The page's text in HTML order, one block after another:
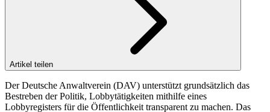
Artikel teilen
Der Deutsche Anwaltverein (DAV) unterstützt grundsätzlich das
Bestreben der Politik, Lobbytätigkeiten mithilfe eines
Lobbyregisters für die Öffentlichkeit transparent zu machen. Das